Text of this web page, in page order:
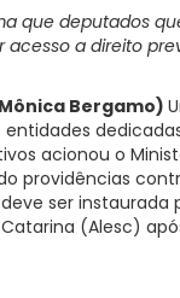
que deputados
acesso a direito
Bergamo)
acionou o
providências
deve ser instaurada
(Alesc)